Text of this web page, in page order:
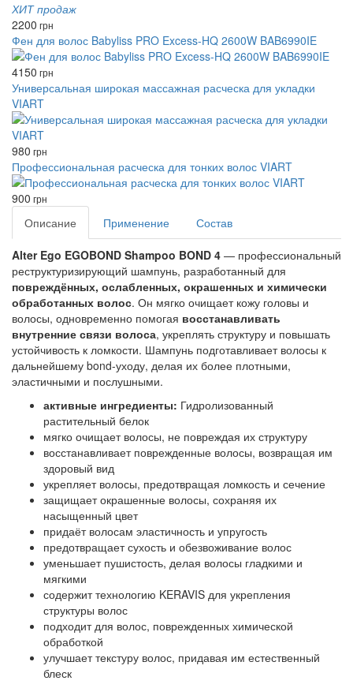
ХИТ продаж
2200 грн
Фен для волос Babyliss PRO Excess-HQ 2600W BAB6990IE
4150 грн
Универсальная широкая массажная расческа для укладки
VIART
980 грн
Профессиональная расческа для тонких волос VIART
900 грн
Описание Применение Состав
Alter Ego EGOBOND Shampoo BOND 4 — профессиональный
реструктуризирующий шампунь, разработанный для
повреждённых, ослабленных, окрашенных и химически
обработанных волос. Он мягко очищает кожу головы и
волосы, одновременно помогая восстанавливать
внутренние связи волоса, укреплять структуру и повышать
устойчивость к ломкости. Шампунь подготавливает волосы к
дальнейшему bond-уходу, делая их более плотными,
эластичными и послушными.
активные ингредиенты: Гидролизованный
растительный белок
мягко очищает волосы, не повреждая их структуру
восстанавливает поврежденные волосы, возвращая им
здоровый вид
укрепляет волосы, предотвращая ломкость и сечение
защищает окрашенные волосы, сохраняя их
насыщенный цвет
придаёт волосам эластичность и упругость
предотвращает сухость и обезвоживание волос
уменьшает пушистость, делая волосы гладкими и
мягкими
содержит технологию KERAVIS для укрепления
структуры волос
подходит для волос, поврежденных химической
обработкой
улучшает текстуру волос, придавая им естественный
блеск